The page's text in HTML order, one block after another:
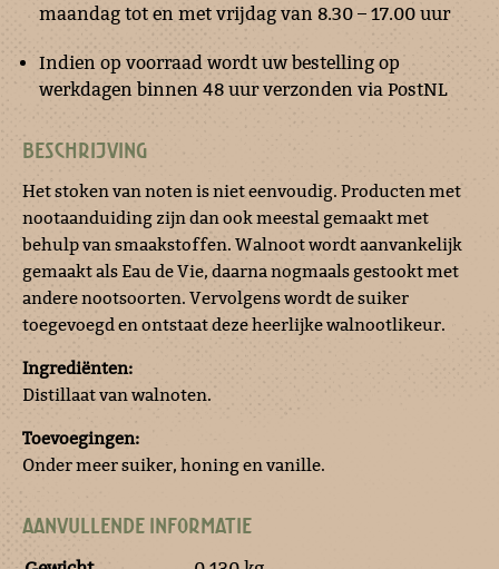
maandag tot en met vrijdag van 8.30 – 17.00 uur
Indien op voorraad wordt uw bestelling op
werkdagen binnen 48 uur verzonden via PostNL
BESCHRIJVING
Het stoken van noten is niet eenvoudig. Producten met
nootaanduiding zijn dan ook meestal gemaakt met
behulp van smaakstoffen. Walnoot wordt aanvankelijk
gemaakt als Eau de Vie, daarna nogmaals gestookt met
andere nootsoorten. Vervolgens wordt de suiker
toegevoegd en ontstaat deze heerlijke walnootlikeur.
Ingrediënten:
Distillaat van walnoten.
Toevoegingen:
Onder meer suiker, honing en vanille.
AANVULLENDE INFORMATIE